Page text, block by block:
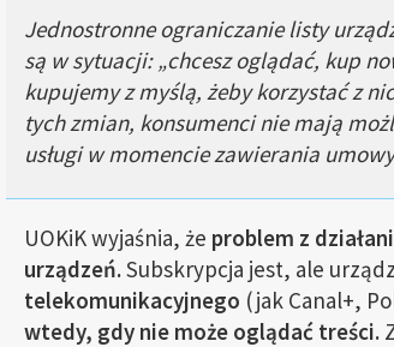
Jednostronne ograniczanie listy
są w sytuacji: „chcesz oglądać, kup
kupujemy z myślą, żeby korzystać z
tych zmian, konsumenci nie mają
usługi w momencie zawierania umowy
UOKiK wyjaśnia, że problem z
urządzeń.Subskrypcja jest, ale
telekomunikacyjnego (jak Canal+,
wtedy, gdy nie może oglądać treści.